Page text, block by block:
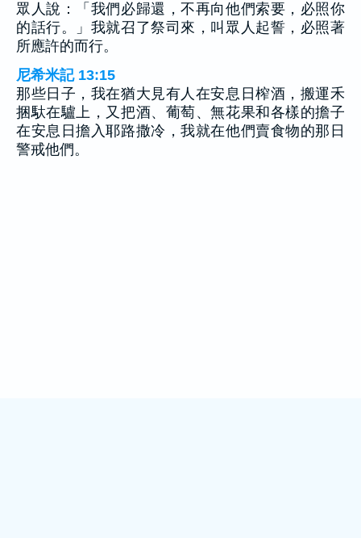
眾人說：「我們必歸還，不再向他們索要，必照你
的話行。」我就召了祭司來，叫眾人起誓，必照著
所應許的而行。
尼希米記 13:15
那些日子，我在猶大見有人在安息日榨酒，搬運禾
捆馱在驢上，又把酒、葡萄、無花果和各樣的擔子
在安息日擔入耶路撒冷，我就在他們賣食物的那日
警戒他們。